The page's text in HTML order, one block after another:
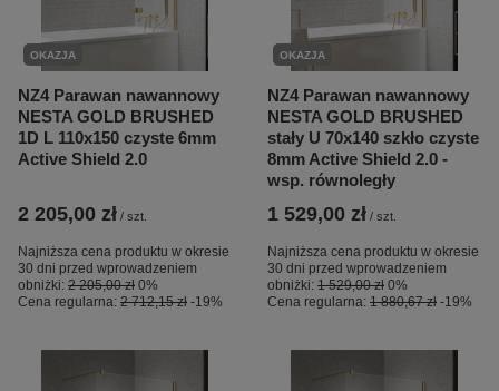
OKAZJA
NZ4 Parawan nawannowy
NESTA GOLD BRUSHED
1D L 110x150 czyste 6mm
Active Shield 2.0
2 205,00 zł / szt.
Najniższa cena produktu w okresie
30 dni przed wprowadzeniem
obniżki: 2 205,00 zł 0%
Cena regularna: 2 712,15 zł -19%
OKAZJA
NZ4 Parawan nawannowy
NESTA GOLD BRUSHED
stały U 70x140 szkło czyste
8mm Active Shield 2.0 -
wsp. równoległy
1 529,00 zł / szt.
Najniższa cena produktu w okresie
30 dni przed wprowadzeniem
obniżki: 1 529,00 zł 0%
Cena regularna: 1 880,67 zł -19%